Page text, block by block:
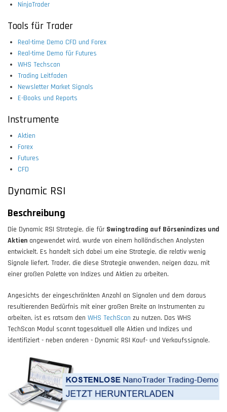
NinjaTrader
Tools für Trader
Real-time Demo CFD und Forex
Real-time Demo für Futures
WHS Techscan
Trading Leitfaden
Newsletter Market Signals
E-Books und Reports
Instrumente
Aktien
Forex
Futures
CFD
Dynamic RSI
Beschreibung
Die Dynamic RSI Strategie, die für Swingtrading auf Börsenindizes und
Aktien angewendet wird, wurde von einem holländischen Analysten
entwickelt. Es handelt sich dabei um eine Strategie, die relativ wenig
Signale liefert. Trader, die diese Strategie anwenden, neigen dazu, mit
einer großen Palette von Indizes und Aktien zu arbeiten.
Angesichts der eingeschränkten Anzahl an Signalen und dem daraus
resultierenden Bedürfnis mit einer großen Breite an Instrumenten zu
arbeiten, ist es ratsam den WHS TechScan zu nutzen. Das WHS
TechScan Modul scannt tagesaktuell alle Aktien und Indizes und
identifiziert - neben anderen - Dynamic RSI Kauf- und Verkaufssignale.